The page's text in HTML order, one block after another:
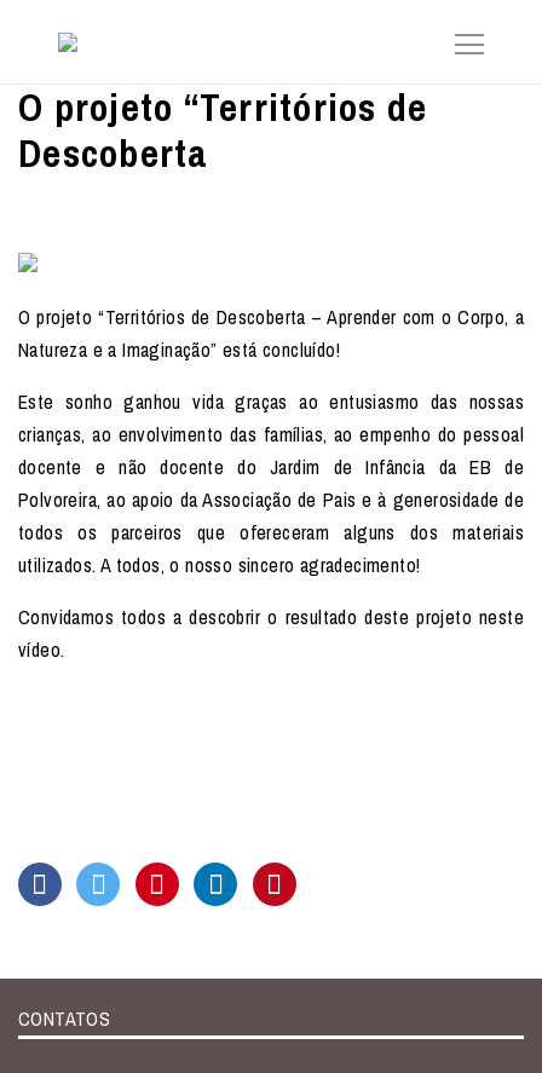
O projeto “Territórios de
Descoberta
O projeto “Territórios de Descoberta – Aprender com o Corpo, a
Natureza e a Imaginação” está concluído!
Este sonho ganhou vida graças ao entusiasmo das nossas
crianças, ao envolvimento das famílias, ao empenho do pessoal
docente e não docente do Jardim de Infância da EB de
Polvoreira, ao apoio da Associação de Pais e à generosidade de
todos os parceiros que ofereceram alguns dos materiais
utilizados. A todos, o nosso sincero agradecimento!
Convidamos todos a descobrir o resultado deste projeto neste
vídeo.
CONTATOS